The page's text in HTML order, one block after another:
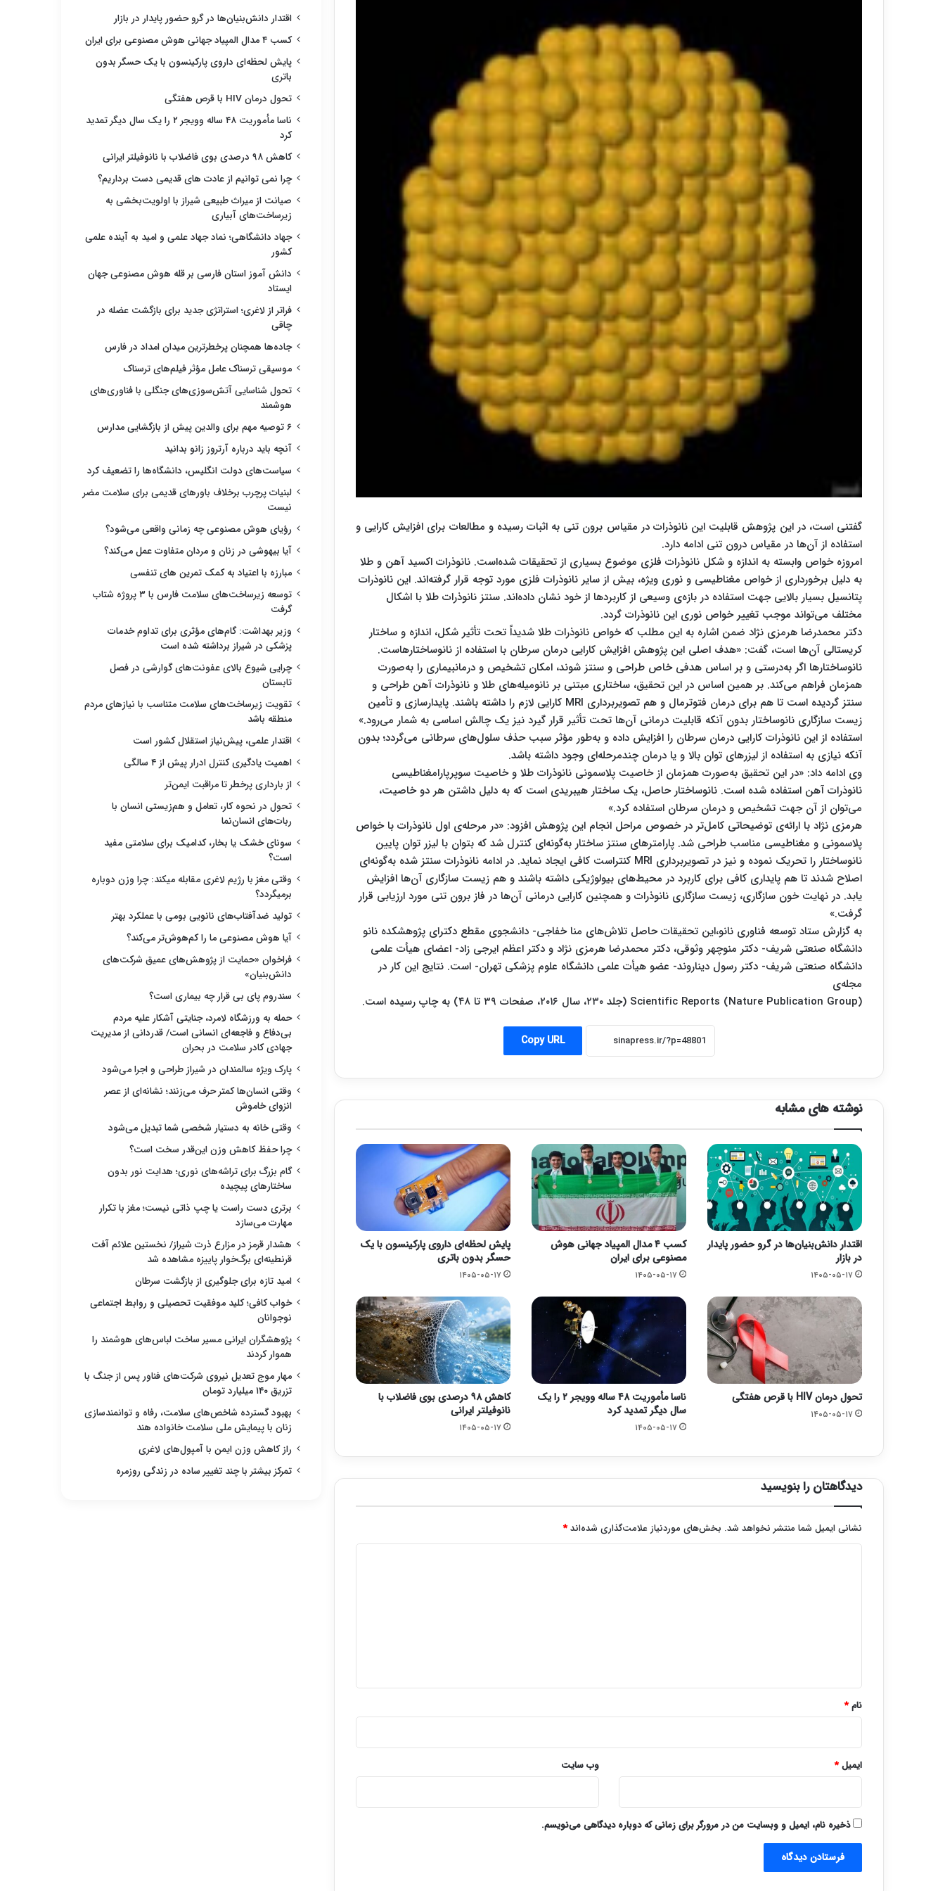
گفتنی است، در این پژوهش قابلیت این نانوذرات در مقیاس برون تنی به اثبات رسیده و مطالعات برای افزایش کارایی و
استفاده از آن‌ها در مقیاس درون تنی ادامه دارد.
امروزه خواص وابسته به اندازه و شکل نانوذرات فلزی موضوع بسیاری از تحقیقات شده‌است. نانوذرات اکسید آهن و طلا
به دلیل برخورداری از خواص مغناطیسی و نوری ویژه، بیش از سایر نانوذرات فلزی مورد توجه قرار گرفته‌اند. این نانوذرات
پتانسیل بسیار بالایی جهت استفاده در بازه‌ی وسیعی از کاربردها از خود نشان داده‌اند. سنتز نانوذرات طلا با اشکال
مختلف می‌تواند موجب تغییر خواص نوری این نانوذرات گردد.
دکتر محمدرضا هرمزی نژاد ضمن اشاره به این مطلب که خواص نانوذرات طلا شدیداً تحت تأثیر شکل، اندازه و ساختار
کریستالی آن‌ها است، گفت: «هدف اصلی این پژوهش افزایش کارایی درمان سرطان با استفاده از نانوساختارهاست.
نانوساختارها اگر به‌درستی و بر اساس هدفی خاص طراحی و سنتز شوند، امکان تشخیص و درمانبیماری را به‌صورت
همزمان فراهم می‌کند. بر همین اساس در این تحقیق، ساختاری مبتنی بر نانومیله‌های طلا و نانوذرات آهن طراحی و
سنتز گردیده است تا هم برای درمان فتوترمال و هم تصویربرداری MRI کارایی لازم را داشته باشند. پایدارسازی و تأمین
زیست سازگاری نانوساختار بدون آنکه قابلیت درمانی آن‌ها تحت تأثیر قرار گیرد نیز یک چالش اساسی به شمار می‌رود.»
استفاده از این نانوذرات کارایی درمان سرطان را افزایش داده و به‌طور مؤثر سبب حذف سلول‌های سرطانی می‌گردد؛ بدون
آنکه نیازی به استفاده از لیزرهای توان بالا و یا درمان چندمرحله‌ای وجود داشته باشد.
وی ادامه داد: «در این تحقیق به‌صورت همزمان از خاصیت پلاسمونی نانوذرات طلا و خاصیت سوپرپارامغناطیسی
نانوذرات آهن استفاده شده است. نانوساختار حاصل، یک ساختار هیبریدی است که به دلیل داشتن هر دو خاصیت،
می‌توان از آن جهت تشخیص و درمان سرطان استفاده کرد.»
هرمزی نژاد با ارائه‌ی توضیحاتی کامل‌تر در خصوص مراحل انجام این پژوهش افزود: «در مرحله‌ی اول نانوذرات با خواص
پلاسمونی و مغناطیسی مناسب طراحی شد. پارامترهای سنتز ساختار به‌گونه‌ای کنترل شد که بتوان با لیزر توان پایین
نانوساختار را تحریک نموده و نیز در تصویربرداری MRI کنتراست کافی ایجاد نماید. در ادامه نانوذرات سنتز شده به‌گونه‌ای
اصلاح شدند تا هم پایداری کافی برای کاربرد در محیط‌های بیولوژیکی داشته باشند و هم ‌زیست سازگاری آن‌ها افزایش
یابد. در نهایت خون سازگاری، زیست سازگاری نانوذرات و همچنین کارایی درمانی آن‌ها در فاز برون تنی مورد ارزیابی قرار
گرفت.»
به گزارش ستاد توسعه فناوری نانو،این تحقیقات حاصل تلاش‌های منا خفاجی- دانشجوی مقطع دکترای پژوهشکده نانو
دانشگاه صنعتی شریف- دکتر منوچهر وثوقی، دکتر محمدرضا هرمزی نژاد و دکتر اعظم ایرجی زاد- اعضای هیأت علمی
دانشگاه صنعتی شریف- دکتر رسول دیناروند- عضو هیأت علمی دانشگاه علوم پزشکی تهران- است. نتایج این کار در
مجله‌ی
Scientific Reports (Nature Publication Group) (جلد ۲۳۰، سال ۲۰۱۶، صفحات ۳۹ تا ۴۸) به چاپ رسیده است.
Copy URL
نوشته های مشابه
اقتدار دانش‌بنیان‌ها در گرو حضور پایدار
در بازار
۱۴۰۵-۰۵-۱۷
کسب ۴ مدال المپیاد جهانی هوش
مصنوعی برای ایران
۱۴۰۵-۰۵-۱۷
پایش لحظه‌ای داروی پارکینسون با یک
حسگر بدون باتری
۱۴۰۵-۰۵-۱۷
تحول درمان HIV با قرص هفتگی
۱۴۰۵-۰۵-۱۷
ناسا مأموریت ۴۸ ساله وویجر ۲ را یک
سال دیگر تمدید کرد
۱۴۰۵-۰۵-۱۷
کاهش ۹۸ درصدی بوی فاضلاب با
نانوفیلتر ایرانی
۱۴۰۵-۰۵-۱۷
دیدگاهتان را بنویسید
نشانی ایمیل شما منتشر نخواهد شد. بخش‌های موردنیاز علامت‌گذاری شده‌اند*
نام*
ایمیل* وب‌ سایت
ذخیره نام، ایمیل و وبسایت من در مرورگر برای زمانی که دوباره دیدگاهی می‌نویسم.
اقتدار دانش‌بنیان‌ها در گرو حضور پایدار در بازار
کسب ۴ مدال المپیاد جهانی هوش مصنوعی برای ایران
پایش لحظه‌ای داروی پارکینسون با یک حسگر بدون
باتری
تحول درمان HIV با قرص هفتگی
ناسا مأموریت ۴۸ ساله وویجر ۲ را یک سال دیگر تمدید
کرد
کاهش ۹۸ درصدی بوی فاضلاب با نانوفیلتر ایرانی
چرا نمی توانیم از عادت های قدیمی دست برداریم؟
صیانت از میراث طبیعی شیراز با اولویت‌بخشی به
زیرساخت‌های آبیاری
جهاد دانشگاهی؛ نماد جهاد علمی و امید به آینده علمی
کشور
دانش آموز استان فارسی بر قله هوش مصنوعی جهان
ایستاد
فراتر از لاغری؛ استراتژی جدید برای بازگشت عضله در
چاقی
جاده‌ها همچنان پرخطرترین میدان امداد در فارس
موسیقی ترسناک عامل مؤثر فیلم‌های ترسناک
تحول شناسایی آتش‌سوزی‌های جنگلی با فناوری‌های
هوشمند
۶ توصیه مهم برای والدین پیش از بازگشایی مدارس
آنچه باید درباره آرتروز زانو بدانید
سیاست‌های دولت انگلیس، دانشگاه‌ها را تضعیف کرد
لبنیات پرچرب برخلاف باورهای قدیمی برای سلامت مضر
نیست
رؤیای هوش مصنوعی چه زمانی واقعی می‌شود؟
آیا بیهوشی در زنان و مردان متفاوت عمل می‌کند؟
مبارزه با اعتیاد به کمک تمرین های تنفسی
توسعه زیرساخت‌های سلامت فارس با ۳ پروژه شتاب
گرفت
وزیر بهداشت: گام‌های مؤثری برای تداوم خدمات
پزشکی در شیراز برداشته شده است
چرایی شیوع بالای عفونت‌های گوارشی در فصل
تابستان
تقویت زیرساخت‌های سلامت متناسب با نیازهای مردم
منطقه باشد
اقتدار علمی، پیش‌نیاز استقلال کشور است
اهمیت یادگیری کنترل ادرار پیش از ۴ سالگی
از بارداری پرخطر تا مراقبت ایمن‌تر
تحول در نحوه کار، تعامل و هم‌زیستی انسان با
ربات‌های انسان‌نما
سونای خشک یا بخار، کدامیک برای سلامتی مفید
است؟
وقتی مغز با رژیم لاغری مقابله میکند: چرا وزن دوباره
برمیگردد؟
تولید ضدآفتاب‌های نانویی بومی با عملکرد بهتر
آیا هوش مصنوعی ما را کم‌هوش‌تر می‌کند؟
فراخوان «حمایت از پژوهش‌های عمیق شرکت‌های
دانش‌بنیان»
سندروم پای بی قرار چه بیماری است؟
حمله به ورزشگاه لامرد، جنایتی آشکار علیه مردم
بی‌دفاع و فاجعه‌ای انسانی است/ قدردانی از مدیریت
جهادی کادر سلامت در بحران
پارک ویژه سالمندان در شیراز طراحی و اجرا می‌شود
وقتی انسان‌ها کمتر حرف می‌زنند؛ نشانه‌ای از عصر
انزوای خاموش
وقتی خانه به دستیار شخصی شما تبدیل می‌شود
چرا حفظ کاهش وزن این‌قدر سخت است؟
گام بزرگ برای تراشه‌های نوری؛ هدایت نور بدون
ساختارهای پیچیده
برتری دست راست یا چپ ذاتی نیست؛ مغز با تکرار
مهارت می‌سازد
هشدار قرمز در مزارع ذرت شیراز/ نخستین علائم آفت
قرنطینه‌ای برگ‌خوار پاییزه مشاهده شد
امید تازه برای جلوگیری از بازگشت سرطان
خواب کافی؛ کلید موفقیت تحصیلی و روابط اجتماعی
نوجوانان
پژوهشگران ایرانی مسیر ساخت لباس‌های هوشمند را
هموار کردند
مهار موج تعدیل نیروی شرکت‌های فناور پس از جنگ با
تزریق ۱۴۰ میلیارد تومان
بهبود گسترده شاخص‌های سلامت، رفاه و توانمندسازی
زنان با پیمایش ملی سلامت خانواده هند
راز کاهش وزن ایمن با آمپول‌های لاغری
تمرکز بیشتر با چند تغییر ساده در زندگی روزمره